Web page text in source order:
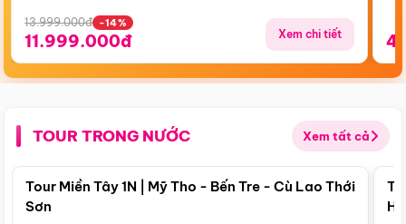
13.999.000đ -14%
11.999.000đ Xem chi tiết
TOUR TRONG NƯỚC Xem tất cả
Điểm nổi bật
Tour Miền Tây 1N | Mỹ Tho - Bến Tre - Cù Lao Thới
Sơn